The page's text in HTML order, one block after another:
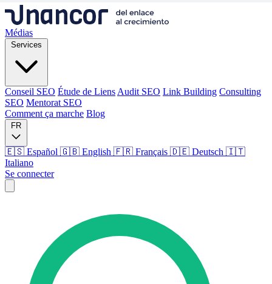
Médias
Services
Conseil SEO Étude de Liens Audit SEO Link Building Consulting
SEO Mentorat SEO
Comment ça marche Blog
FR
🇪🇸 Español 🇬🇧 English 🇫🇷 Français 🇩🇪 Deutsch 🇮🇹
Italiano
Se connecter
Conseil SEO Étude de Liens Link Building
Mentorat SEO
Comment ça marche